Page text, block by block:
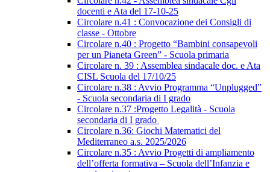
docenti e Ata del 17-10-25
Circolare n.41 : Convocazione dei Consigli di
classe - Ottobre
Circolare n.40 : Progetto “Bambini consapevoli
per un Pianeta Green” - Scuola primaria
Circolare n. 39 : Assemblea sindacale doc. e Ata
CISL Scuola del 17/10/25
Circolare n.38 : Avvio Programma “Unplugged”
- Scuola secondaria di I grado
Circolare n.37 :Progetto Legalità - Scuola
secondaria di I grado
Circolare n.36: Giochi Matematici del
Mediterraneo a.s. 2025/2026
Circolare n.35 : Avvio Progetti di ampliamento
dell’offerta formativa – Scuola dell’Infanzia e